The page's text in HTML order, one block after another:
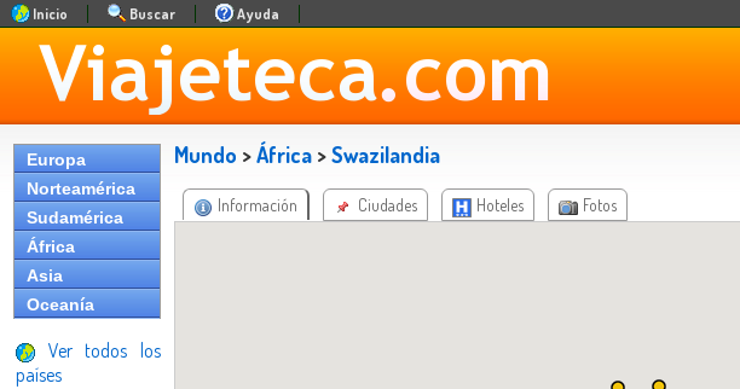
Inicio Buscar Ayuda
Europa
Norteamérica
Sudamérica
África
Asia
Oceanía
Ver todos los
países
Mundo >África >Swazilandia
Información Ciudades Hoteles Fotos